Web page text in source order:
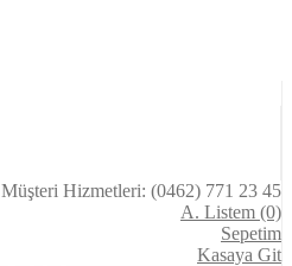
Müşteri Hizmetleri: (0462) 771 23 45
A. Listem (0)
Sepetim
Kasaya Git